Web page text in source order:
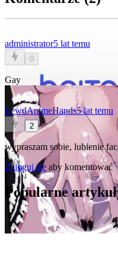
administrator5 lat temu
0
Gay
LewdAnimeHands5 lat temu
2
wypraszam sobie, lubienie
Zaloguj się aby komentować
Popularne